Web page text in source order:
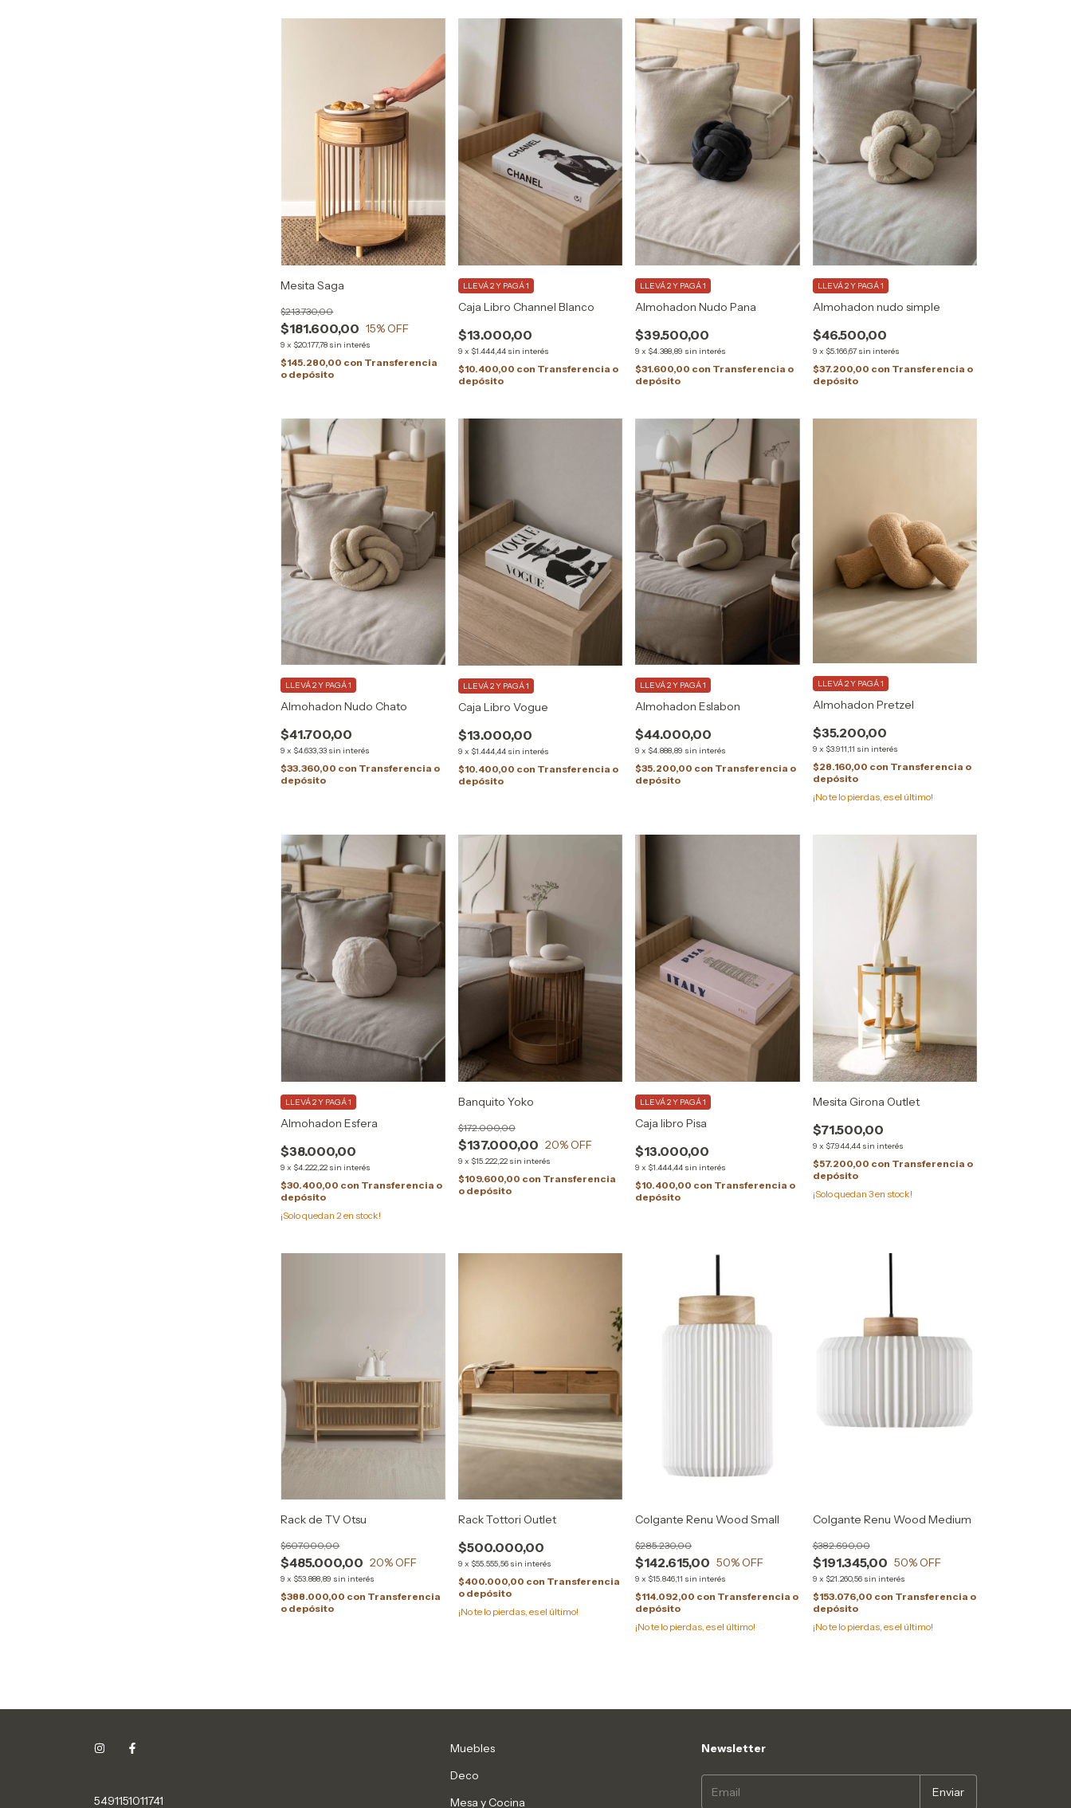
Mesita Saga
$181.600,00
$213.730,00
15% OFF
9 x $20.177,78 sin interés
$145.280,00 con Transferencia
o depósito
Caja Libro Channel Blanco
$13.000,00
9 x $1.444,44 sin interés
LLEVÁ 2 Y PAGÁ 1
$10.400,00 con Transferencia o
depósito
Almohadon Nudo Pana
$39.500,00
9 x $4.388,89 sin interés
LLEVÁ 2 Y PAGÁ 1
$31.600,00 con Transferencia o
depósito
Almohadon nudo simple
$46.500,00
9 x $5.166,67 sin interés
LLEVÁ 2 Y PAGÁ 1
$37.200,00 con Transferencia o
depósito
Almohadon Nudo Chato
$41.700,00
9 x $4.633,33 sin interés
LLEVÁ 2 Y PAGÁ 1
$33.360,00 con Transferencia o
depósito
Caja Libro Vogue
$13.000,00
9 x $1.444,44 sin interés
LLEVÁ 2 Y PAGÁ 1
$10.400,00 con Transferencia o
depósito
Almohadon Eslabon
$44.000,00
9 x $4.888,89 sin interés
LLEVÁ 2 Y PAGÁ 1
$35.200,00 con Transferencia o
depósito
Almohadon Pretzel
$35.200,00
9 x $3.911,11 sin interés
LLEVÁ 2 Y PAGÁ 1
$28.160,00 con Transferencia o
depósito
¡No te lo pierdas, es el último!
Almohadon Esfera
$38.000,00
9 x $4.222,22 sin interés
LLEVÁ 2 Y PAGÁ 1
$30.400,00 con Transferencia o
depósito
¡Solo quedan2 en stock!
Banquito Yoko
$137.000,00
$172.000,00
20% OFF
9 x $15.222,22 sin interés
$109.600,00 con Transferencia
o depósito
Caja libro Pisa
$13.000,00
9 x $1.444,44 sin interés
LLEVÁ 2 Y PAGÁ 1
$10.400,00 con Transferencia o
depósito
Mesita Girona Outlet
$71.500,00
9 x $7.944,44 sin interés
$57.200,00 con Transferencia o
depósito
¡Solo quedan 3en stock!
Rack de TV Otsu
$485.000,00
$607.000,00
20% OFF
9 x $53.888,89 sin interés
$388.000,00 con Transferencia
o depósito
Rack Tottori Outlet
$500.000,00
9 x $55.555,56 sin interés
$400.000,00 con Transferencia
o depósito
¡No te lo pierdas, es el último!
Colgante Renu Wood Small
$142.615,00
$285.230,00
50% OFF
9 x $15.846,11 sin interés
$114.092,00 con Transferencia o
depósito
¡No te lo pierdas, es el último!
Colgante Renu Wood Medium
$191.345,00
$382.690,00
50% OFF
9 x $21.260,56 sin interés
$153.076,00 con Transferencia o
depósito
¡No te lo pierdas, es el último!
5491151011741
Muebles
Deco
Mesa y Cocina
Newsletter